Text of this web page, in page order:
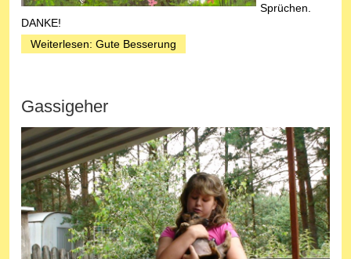
Sprüchen.
DANKE!
Weiterlesen: Gute Besserung
Gassigeher